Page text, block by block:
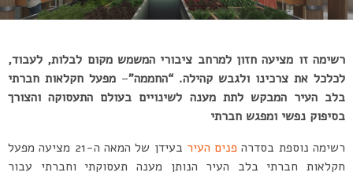
רשימה זו מציעה חזון למרחב ציבורי המשמש מקום לבלות, לעבוד,
לכלכל את צרכינו ולגבש קהילה. “החממה”– מפעל חקלאות חברתי
בלב העיר המבקש לתת מענה לשינויים בעולם התעסוקה והצורך
בסיפוק נפשי ומפגש חברתי
רשימה נוספת בסדרה פנים העיר
בעידן של המאה ה-21 מציעה מפעל
חקלאות חברתי בלב העיר הנותן מענה תעסוקתי וחברתי עבור